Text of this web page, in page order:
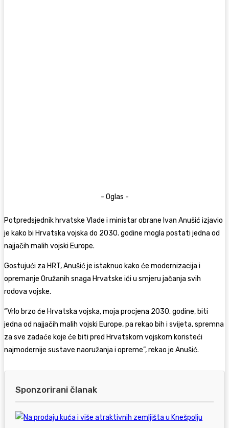
- Oglas -
Potpredsjednik hrvatske Vlade i ministar obrane Ivan Anušić izjavio
je kako bi Hrvatska vojska do 2030. godine mogla postati jedna od
najjačih malih vojski Europe.
Gostujući za HRT, Anušić je istaknuo kako će modernizacija i
opremanje Oružanih snaga Hrvatske ići u smjeru jačanja svih
rodova vojske.
“Vrlo brzo će Hrvatska vojska, moja procjena 2030. godine, biti
jedna od najjačih malih vojski Europe, pa rekao bih i svijeta, spremna
za sve zadaće koje će biti pred Hrvatskom vojskom koristeći
najmodernije sustave naoružanja i opreme”, rekao je Anušić.
Sponzorirani članak